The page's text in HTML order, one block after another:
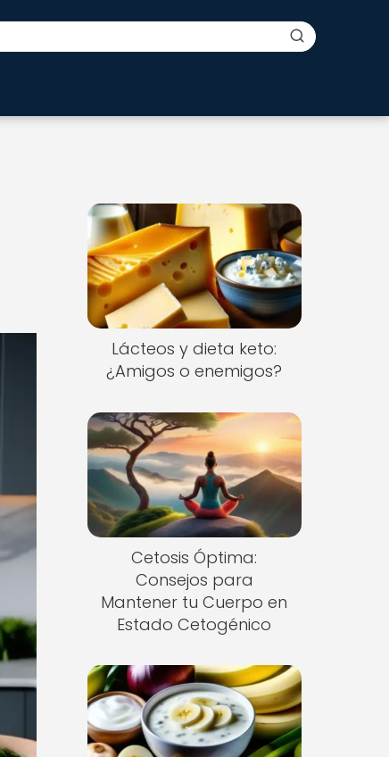
Lácteos y dieta keto:
¿Amigos o enemigos?
Cetosis Óptima:
Consejos para
Mantener tu Cuerpo en
Estado Cetogénico